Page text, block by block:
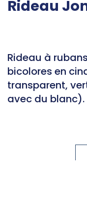
Rideau
Rideau à
bicolores en
transparent,
avec du blanc).